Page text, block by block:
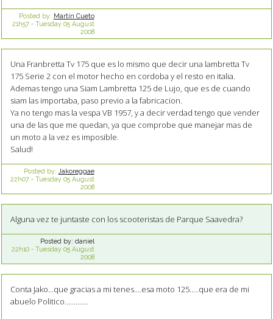
Posted by: Martín Cueto
21h57- Tuesday 05 August
2008
Una Franbretta Tv 175 que es lo mismo que decir una lambretta Tv
175 Serie 2 con el motor hecho en cordoba y el resto en italia.
Ademas tengo una Siam Lambretta 125 de Lujo, que es de cuando
siam las importaba, paso previo a la fabricacion.
Ya no tengo mas la vespa VB 1957, y a decir verdad tengo que vender
una de las que me quedan, ya que comprobe que manejar mas de
un moto a la vez es imposible.
Salud!
Posted by: Jakoreggae
22h07- Tuesday 05 August
2008
Alguna vez te juntaste con los scooteristas de Parque Saavedra?
Posted by: daniel
22h10- Tuesday 05 August
2008
Conta Jako...que gracias a mi tenes....esa moto 125.....que era de mi
abuelo Politico.............